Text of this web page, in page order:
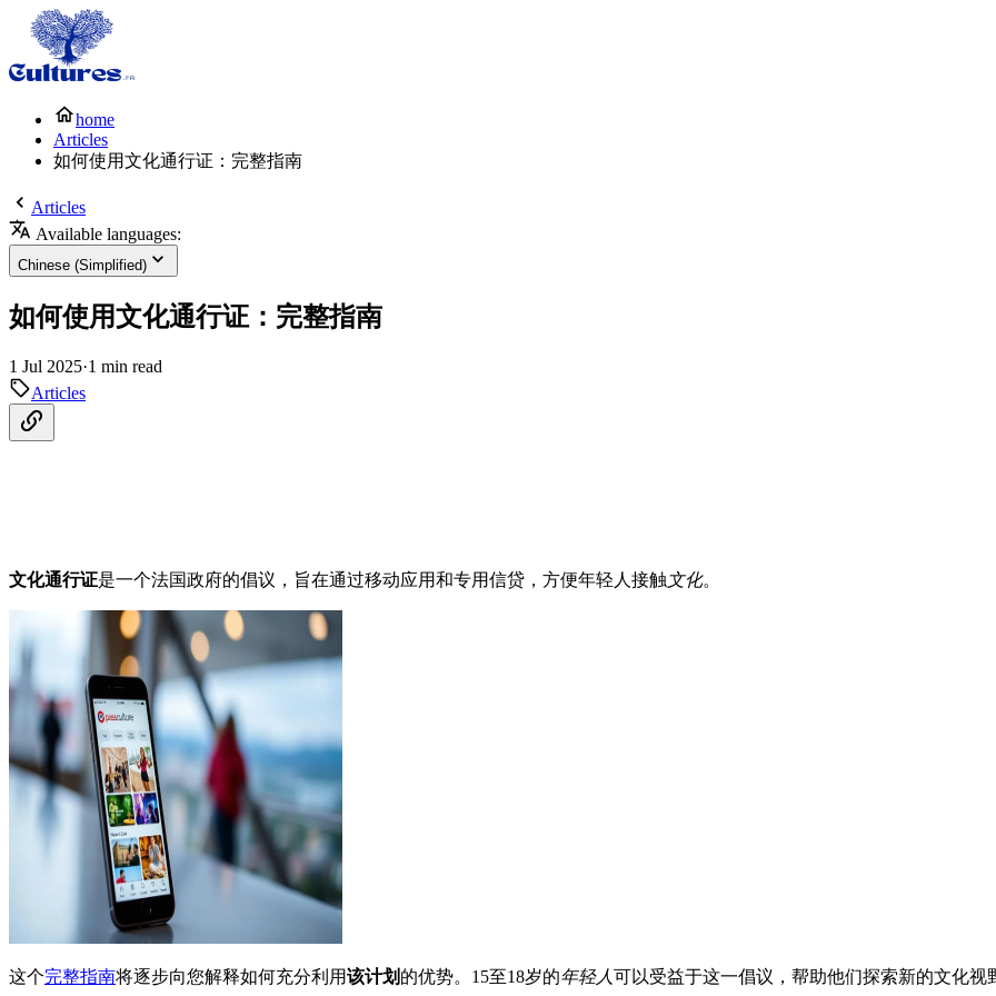
home
Articles
如何使用文化通行证：完整指南
Articles
Available languages:
Chinese (Simplified)
如何使用文化通行证：完整指南
1 Jul 2025·1 min read
Articles
文化通行证是一个法国政府的倡议，旨在通过移动应用和专用信贷，方便年轻人接触文化。
这个完整指南将逐步向您解释如何充分利用该计划 的优势。15至18岁的年轻人可以受益于这一倡议，帮助他们探索新的文化视